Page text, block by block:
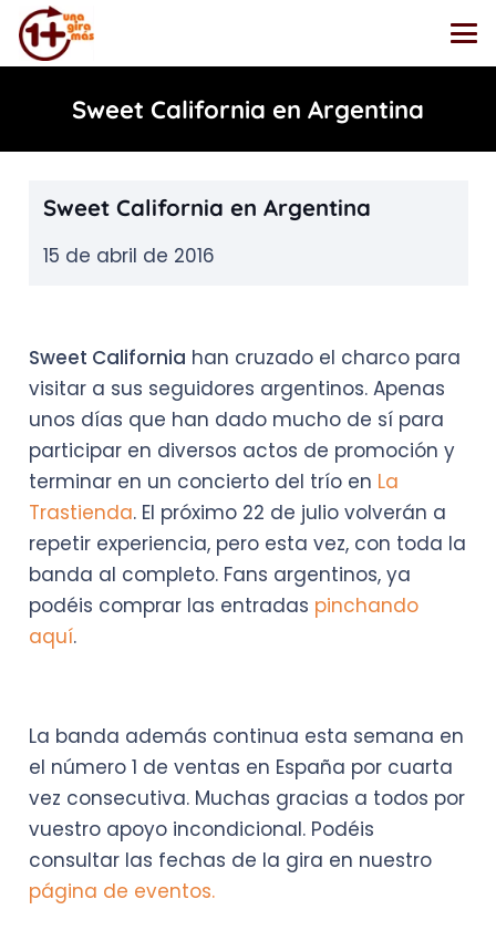
Sweet California en Argentina
Sweet California en Argentina
15 de abril de 2016
Sweet California han cruzado el charco para
visitar a sus seguidores argentinos. Apenas
unos días que han dado mucho de sí para
participar en diversos actos de promoción y
terminar en un concierto del trío en La
Trastienda. El próximo 22 de julio volverán a
repetir experiencia, pero esta vez, con toda la
banda al completo. Fans argentinos, ya
podéis comprar las entradas pinchando
aquí.
La banda además continua esta semana en
el número 1 de ventas en España por cuarta
vez consecutiva. Muchas gracias a todos por
vuestro apoyo incondicional. Podéis
consultar las fechas de la gira en nuestro
página de eventos.